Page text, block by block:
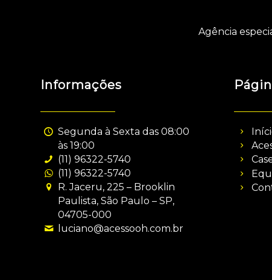
Agência
Informações
Segunda à Sexta das 08:00
às 19:00
(11) 96322-5740
(11) 96322-5740
R. Jaceru, 225 – Brooklin
Paulista, São Paulo – SP,
04705-000
luciano@acessooh.com.br